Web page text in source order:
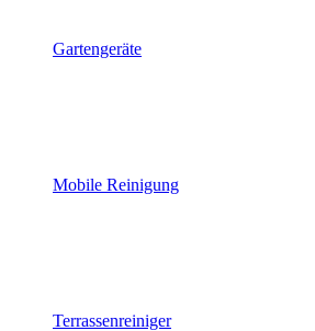
Gartengeräte
Mobile Reinigung
Terrassenreiniger